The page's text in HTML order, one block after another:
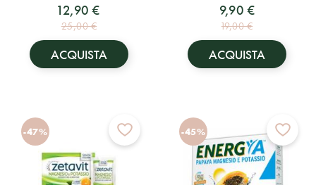
12,90 €
25,00 €
ACQUISTA
9,90 €
19,00 €
ACQUISTA
-47% -45%